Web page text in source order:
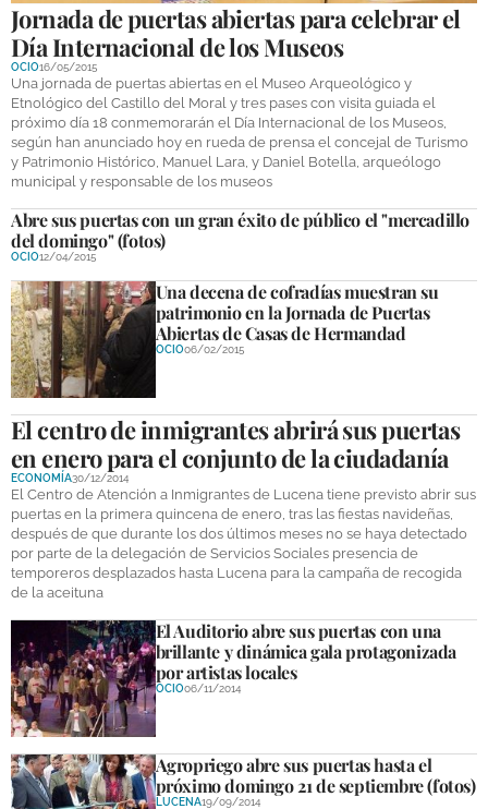
Jornada de puertas abiertas para celebrar el
Día Internacional de los Museos
OCIO16/05/2015
Una jornada de puertas abiertas en el Museo Arqueológico y
Etnológico del Castillo del Moral y tres pases con visita guiada el
próximo día 18 conmemorarán el Día Internacional de los Museos,
según han anunciado hoy en rueda de prensa el concejal de Turismo
y Patrimonio Histórico, Manuel Lara, y Daniel Botella, arqueólogo
municipal y responsable de los museos
Abre sus puertas con un gran éxito de público el "mercadillo
del domingo" (fotos)
OCIO12/04/2015
Una decena de cofradías muestran su
patrimonio en la Jornada de Puertas
Abiertas de Casas de Hermandad
OCIO06/02/2015
El centro de inmigrantes abrirá sus puertas
en enero para el conjunto de la ciudadanía
ECONOMÍA30/12/2014
El Centro de Atención a Inmigrantes de Lucena tiene previsto abrir sus
puertas en la primera quincena de enero, tras las fiestas navideñas,
después de que durante los dos últimos meses no se haya detectado
por parte de la delegación de Servicios Sociales presencia de
temporeros desplazados hasta Lucena para la campaña de recogida
de la aceituna
El Auditorio abre sus puertas con una
brillante y dinámica gala protagonizada
por artistas locales
OCIO06/11/2014
Agropriego abre sus puertas hasta el
próximo domingo 21 de septiembre (fotos)
LUCENA19/09/2014